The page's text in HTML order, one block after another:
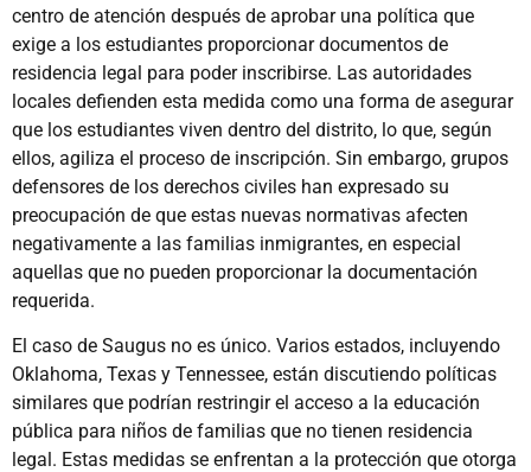
centro de atención después de aprobar una política que
exige a los estudiantes proporcionar documentos de
residencia legal para poder inscribirse. Las autoridades
locales defienden esta medida como una forma de asegurar
que los estudiantes viven dentro del distrito, lo que, según
ellos, agiliza el proceso de inscripción. Sin embargo, grupos
defensores de los derechos civiles han expresado su
preocupación de que estas nuevas normativas afecten
negativamente a las familias inmigrantes, en especial
aquellas que no pueden proporcionar la documentación
requerida.
El caso de Saugus no es único. Varios estados, incluyendo
Oklahoma, Texas y Tennessee, están discutiendo políticas
similares que podrían restringir el acceso a la educación
pública para niños de familias que no tienen residencia
legal. Estas medidas se enfrentan a la protección que otorga